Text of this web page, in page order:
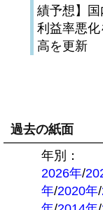
績予想】
利益率悪
高を更新
過去の紙面
年別：
2026年/
年/2020年/